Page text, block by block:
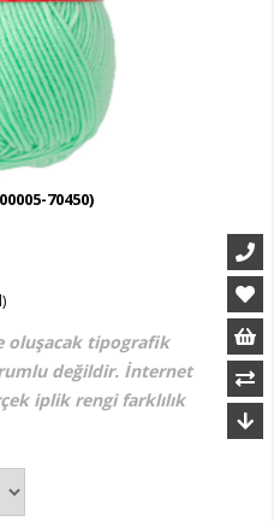
70450)
oluşacak tipografik
değildir. İnternet
iplik rengi farklılık